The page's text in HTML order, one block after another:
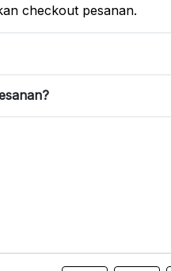
checkout pesanan.